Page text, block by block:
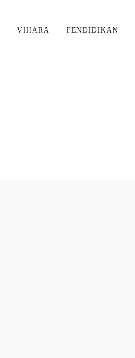
VIHARA PENDIDIKAN